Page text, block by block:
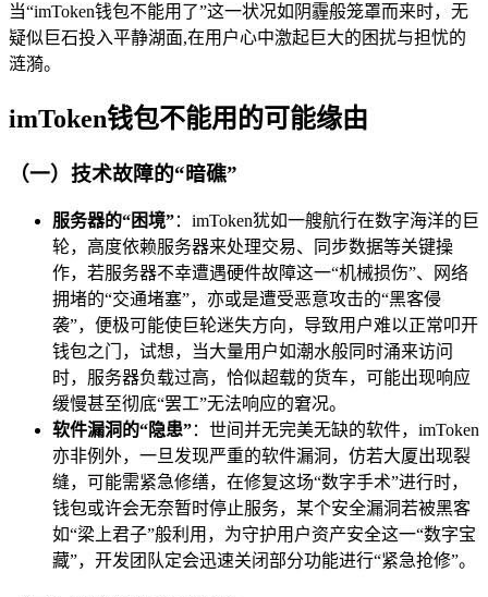
当“imToken钱包不能用了”这一状况如阴霾般笼罩而来时，无
疑似巨石投入平静湖面,在用户心中激起巨大的困扰与担忧的
涟漪。
imToken钱包不能用的可能缘由
（一）技术故障的“暗礁”
服务器的“困境”：imToken犹如一艘航行在数字海洋的巨
轮，高度依赖服务器来处理交易、同步数据等关键操
作，若服务器不幸遭遇硬件故障这一“机械损伤”、网络
拥堵的“交通堵塞”，亦或是遭受恶意攻击的“黑客侵
袭”，便极可能使巨轮迷失方向，导致用户难以正常叩开
钱包之门，试想，当大量用户如潮水般同时涌来访问
时，服务器负载过高，恰似超载的货车，可能出现响应
缓慢甚至彻底“罢工”无法响应的窘况。
软件漏洞的“隐患”：世间并无完美无缺的软件，imToken
亦非例外，一旦发现严重的软件漏洞，仿若大厦出现裂
缝，可能需紧急修缮，在修复这场“数字手术”进行时，
钱包或许会无奈暂时停止服务，某个安全漏洞若被黑客
如“梁上君子”般利用，为守护用户资产安全这一“数字宝
藏”，开发团队定会迅速关闭部分功能进行“紧急抢修”。